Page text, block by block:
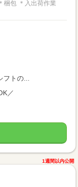
トの...
／
1週間以内公開